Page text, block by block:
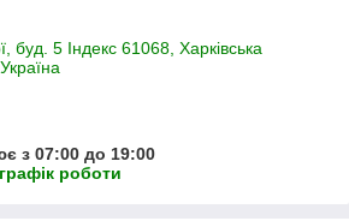
буд. 5 Індекс 61068, Харківська
з 07:00 до 19:00
роботи